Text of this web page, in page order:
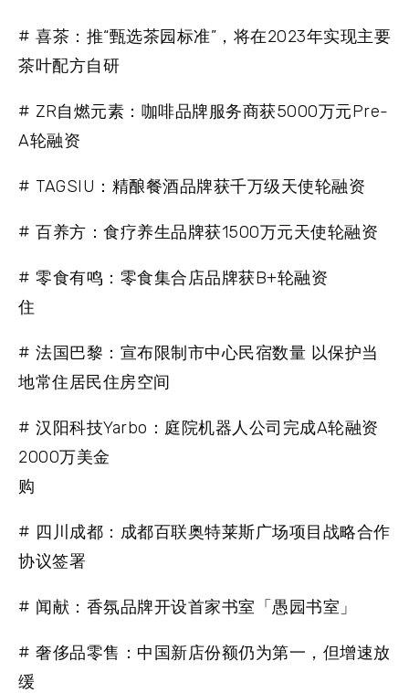
# 喜茶：推“甄选茶园标准”，将在2023年实现主要
茶叶配方自研
# ZR自燃元素：咖啡品牌服务商获5000万元Pre-
A轮融资
# TAGSIU：精酿餐酒品牌获千万级天使轮融资
# 百养方：食疗养生品牌获1500万元天使轮融资
# 零食有鸣：零食集合店品牌获B+轮融资
住
# 法国巴黎：宣布限制市中心民宿数量 以保护当
地常住居民住房空间
# 汉阳科技Yarbo：庭院机器人公司完成A轮融资
2000万美金
购
# 四川成都：成都百联奥特莱斯广场项目战略合作
协议签署
# 闻献：香氛品牌开设首家书室「愚园书室」
# 奢侈品零售：中国新店份额仍为第一，但增速放
缓